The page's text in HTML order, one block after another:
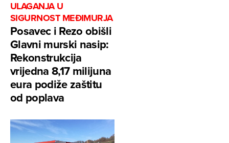
ULAGANJA U
SIGURNOST MEĐIMURJA
Posavec i Rezo obišli
Glavni murski nasip:
Rekonstrukcija
vrijedna 8,17 milijuna
eura podiže zaštitu
od poplava